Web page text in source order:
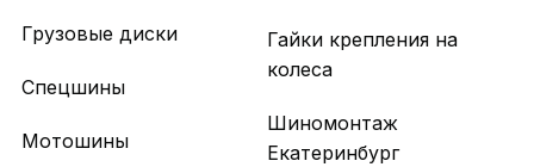
Грузовые диски
Спецшины
Мотошины
Гайки крепления на
колеса
Шиномонтаж
Екатеринбург